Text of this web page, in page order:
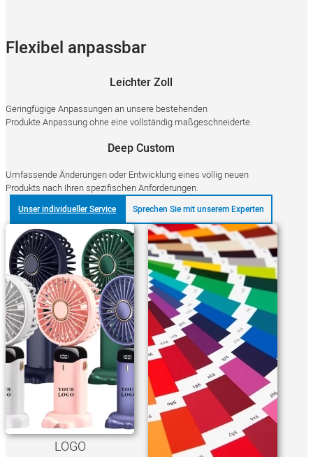
Flexibel anpassbar
Leichter Zoll
Geringfügige Anpassungen an unsere bestehenden
Produkte.Anpassung ohne eine vollständig maßgeschneiderte.
Deep Custom
Umfassende Änderungen oder Entwicklung eines völlig neuen
Produkts nach Ihren spezifischen Anforderungen.
Unser individueller Service Sprechen Sie mit unserem Experten
LOGO